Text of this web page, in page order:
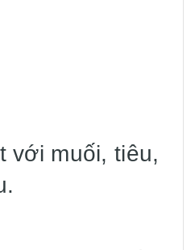
với muối, tiêu,